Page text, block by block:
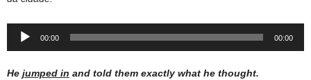
Audio
00:00 00:00
He jumped in and told them exactly what he thought.